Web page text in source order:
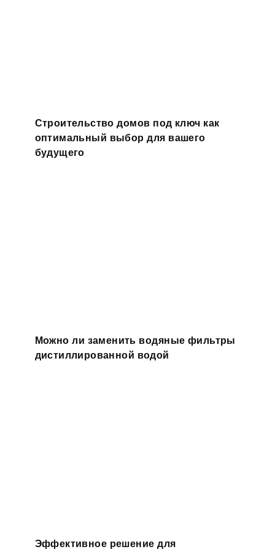
Строительство домов под ключ как
оптимальный выбор для вашего
будущего
Можно ли заменить водяные фильтры
дистиллированной водой
Эффективное решение для